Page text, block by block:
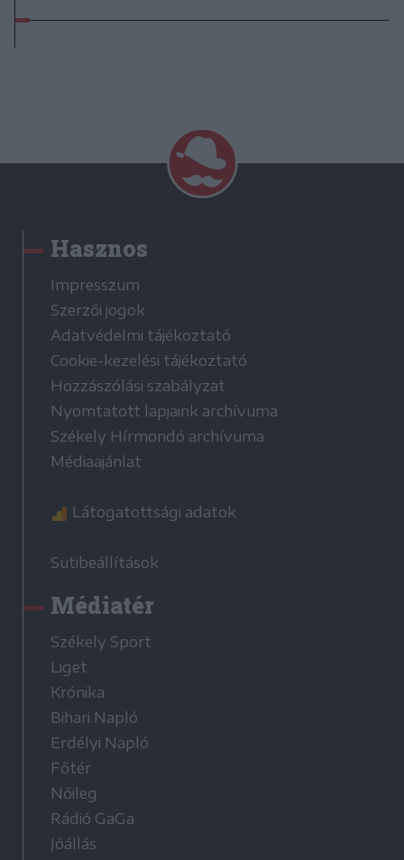
Hasznos
Impresszum
Szerzői jogok
Adatvédelmi tájékoztató
Cookie-kezelési tájékoztató
Hozzászólási szabályzat
Nyomtatott lapjaink archívuma
Székely Hírmondó archívuma
Médiaajánlat
Látogatottsági adatok
Sütibeállítások
Médiatér
Székely Sport
Liget
Krónika
Bihari Napló
Erdélyi Napló
Főtér
Nőileg
Rádió GaGa
Jóállás